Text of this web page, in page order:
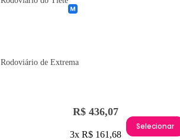
de Extrema
R$ 436,07
3x R$ 161,68
Selecionar